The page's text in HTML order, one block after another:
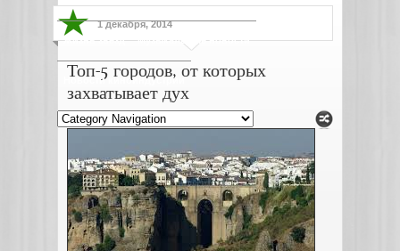
Жизнь звезд Музыкальные новости
Новости киноиндустрии
1 декабря, 2014
Топ-5 городов, от которых
захватывает дух